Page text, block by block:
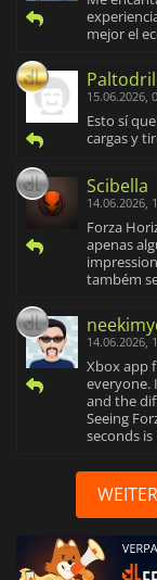
mejor el
15.06.2026,
Esto sí
cargas y
Scibella
14.06.2026,
Forza
apenas
também
14.06.2026,
Xbox app
everyone.
and the
Seeing
seconds